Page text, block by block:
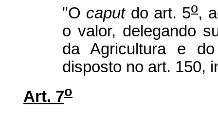
"O caputdo art. 5o,
o valor, delegando
da Agricultura e
disposto no art. 150,
Art. 7o